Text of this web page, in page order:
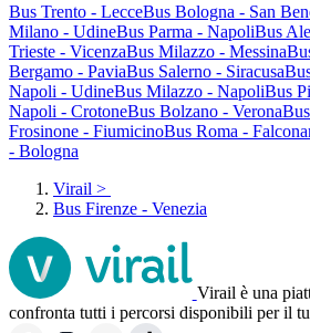
Bus Trento - LecceBus Bologna - San
Milano - UdineBus Parma - NapoliBus
Trieste - VicenzaBus Milazzo - Messina
Bergamo - PaviaBus Salerno - Siracusa
Napoli - UdineBus Milazzo - NapoliBus
Napoli - CrotoneBus Bolzano - Verona
Frosinone - FiumicinoBus Roma -
- Bologna
Virail >
Bus Firenze - Venezia
Virail è una
confronta tutti i percorsi disponibili per il